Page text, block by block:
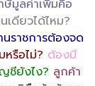
ษีมูลค่าเพิ่มคือ
เดียวได้ไหม?
นราชการต้องจด
รือไม่? ต้องมี
ชียังไง? ลูกค้า